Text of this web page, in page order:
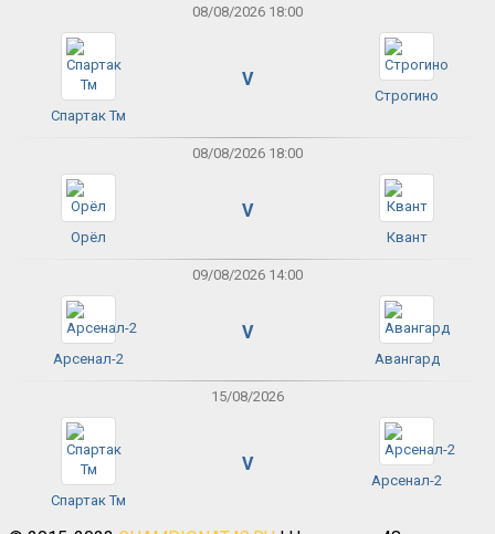
08/08/2026 18:00
Спартак Тм
V
Строгино
08/08/2026 18:00
Орёл
V
Квант
09/08/2026 14:00
Арсенал-2
V
Авангард
15/08/2026
Спартак Тм
V
Арсенал-2